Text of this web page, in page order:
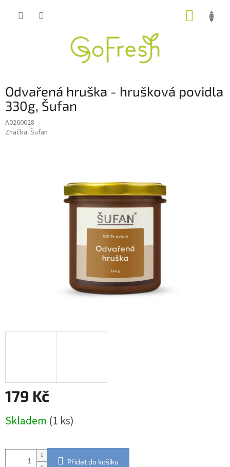
Odvařená hruška - hrušková povidla
330g, Šufan
A0260028
Značka: Šufan
179 Kč
cena:
Skladem (1 ks)
Přidat do košíku